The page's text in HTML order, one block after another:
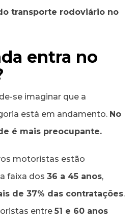
transporte rodoviário no
entra no
se imaginar que a
está em andamento. No
é mais preocupante.
motoristas estão
faixa dos 36 a 45 anos,
de 37% das contratações.
entre 51 e 60 anos